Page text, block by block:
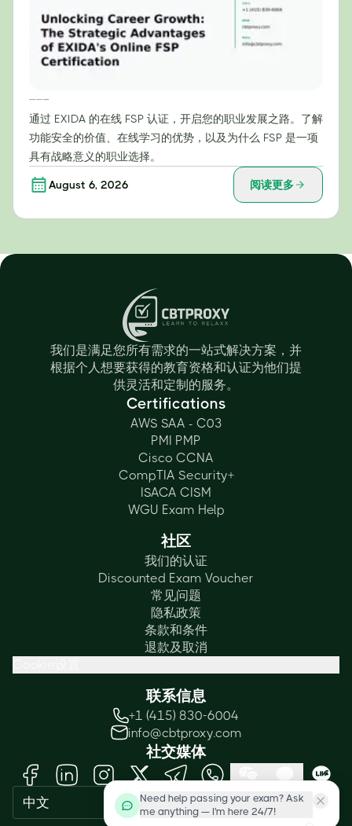
通过 EXIDA 的在线 FSP 认证，开启您的职业发展之路。了解
功能安全的价值、在线学习的优势，以及为什么 FSP 是一项
具有战略意义的职业选择。
August 6, 2026 阅读更多
我们是满足您所有需求的一站式解决方案，并
根据个人想要获得的教育资格和认证为他们提
供灵活和定制的服务。
Certifications
AWS SAA - C03
PMI PMP
Cisco CCNA
CompTIA Security+
ISACA CISM
WGU Exam Help
社区
我们的认证
Discounted Exam Voucher
常见问题
隐私政策
条款和条件
退款及取消
联系信息
+1 (415) 830-6004
info@cbtproxy.com
社交媒体
中文
Need help passing your exam? Ask
me anything — I'm here 24/7!